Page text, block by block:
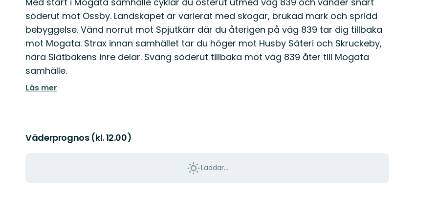
söderut mot Össby. Landskapet är varierat med skogar, brukad mark och spridd
bebyggelse. Vänd norrut mot Spjutkärr där du återigen på väg 839 tar dig tillbaka
mot Mogata. Strax innan samhället tar du höger mot Husby Säteri och Skruckeby,
nära Slätbakens inre delar. Sväng söderut tillbaka mot väg 839 åter till Mogata
samhälle.
Läs mer
Väderprognos (kl. 12.00)
Laddar...